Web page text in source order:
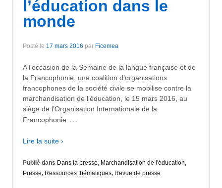
l’éducation dans le
monde
Posté le 17 mars 2016 par Ficemea
A l’occasion de la Semaine de la langue française et de
la Francophonie, une coalition d’organisations
francophones de la société civile se mobilise contre la
marchandisation de l’éducation, le 15 mars 2016, au
siège de l’Organisation Internationale de la
Francophonie …
Lire la suite ›
Publié dans Dans la presse, Marchandisation de l'éducation,
Presse, Ressources thématiques, Revue de presse